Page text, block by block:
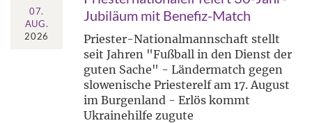
07.
AUG.
2026
Jubiläum mit Benefiz-Match
Priester-Nationalmannschaft stellt
seit Jahren "Fußball in den Dienst der
guten Sache" - Ländermatch gegen
slowenische Priesterelf am 17. August
im Burgenland - Erlös kommt
Ukrainehilfe zugute